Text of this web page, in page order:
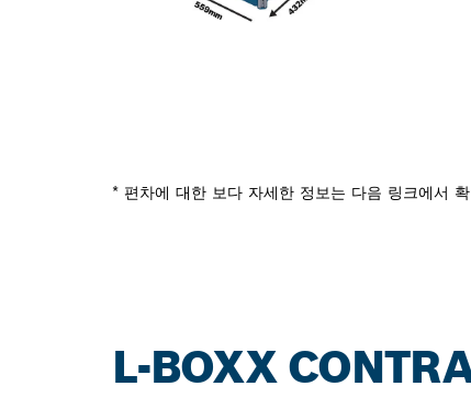
* 편차에 대한 보다 자세한 정보는 다음 링크에서
L-BOXX